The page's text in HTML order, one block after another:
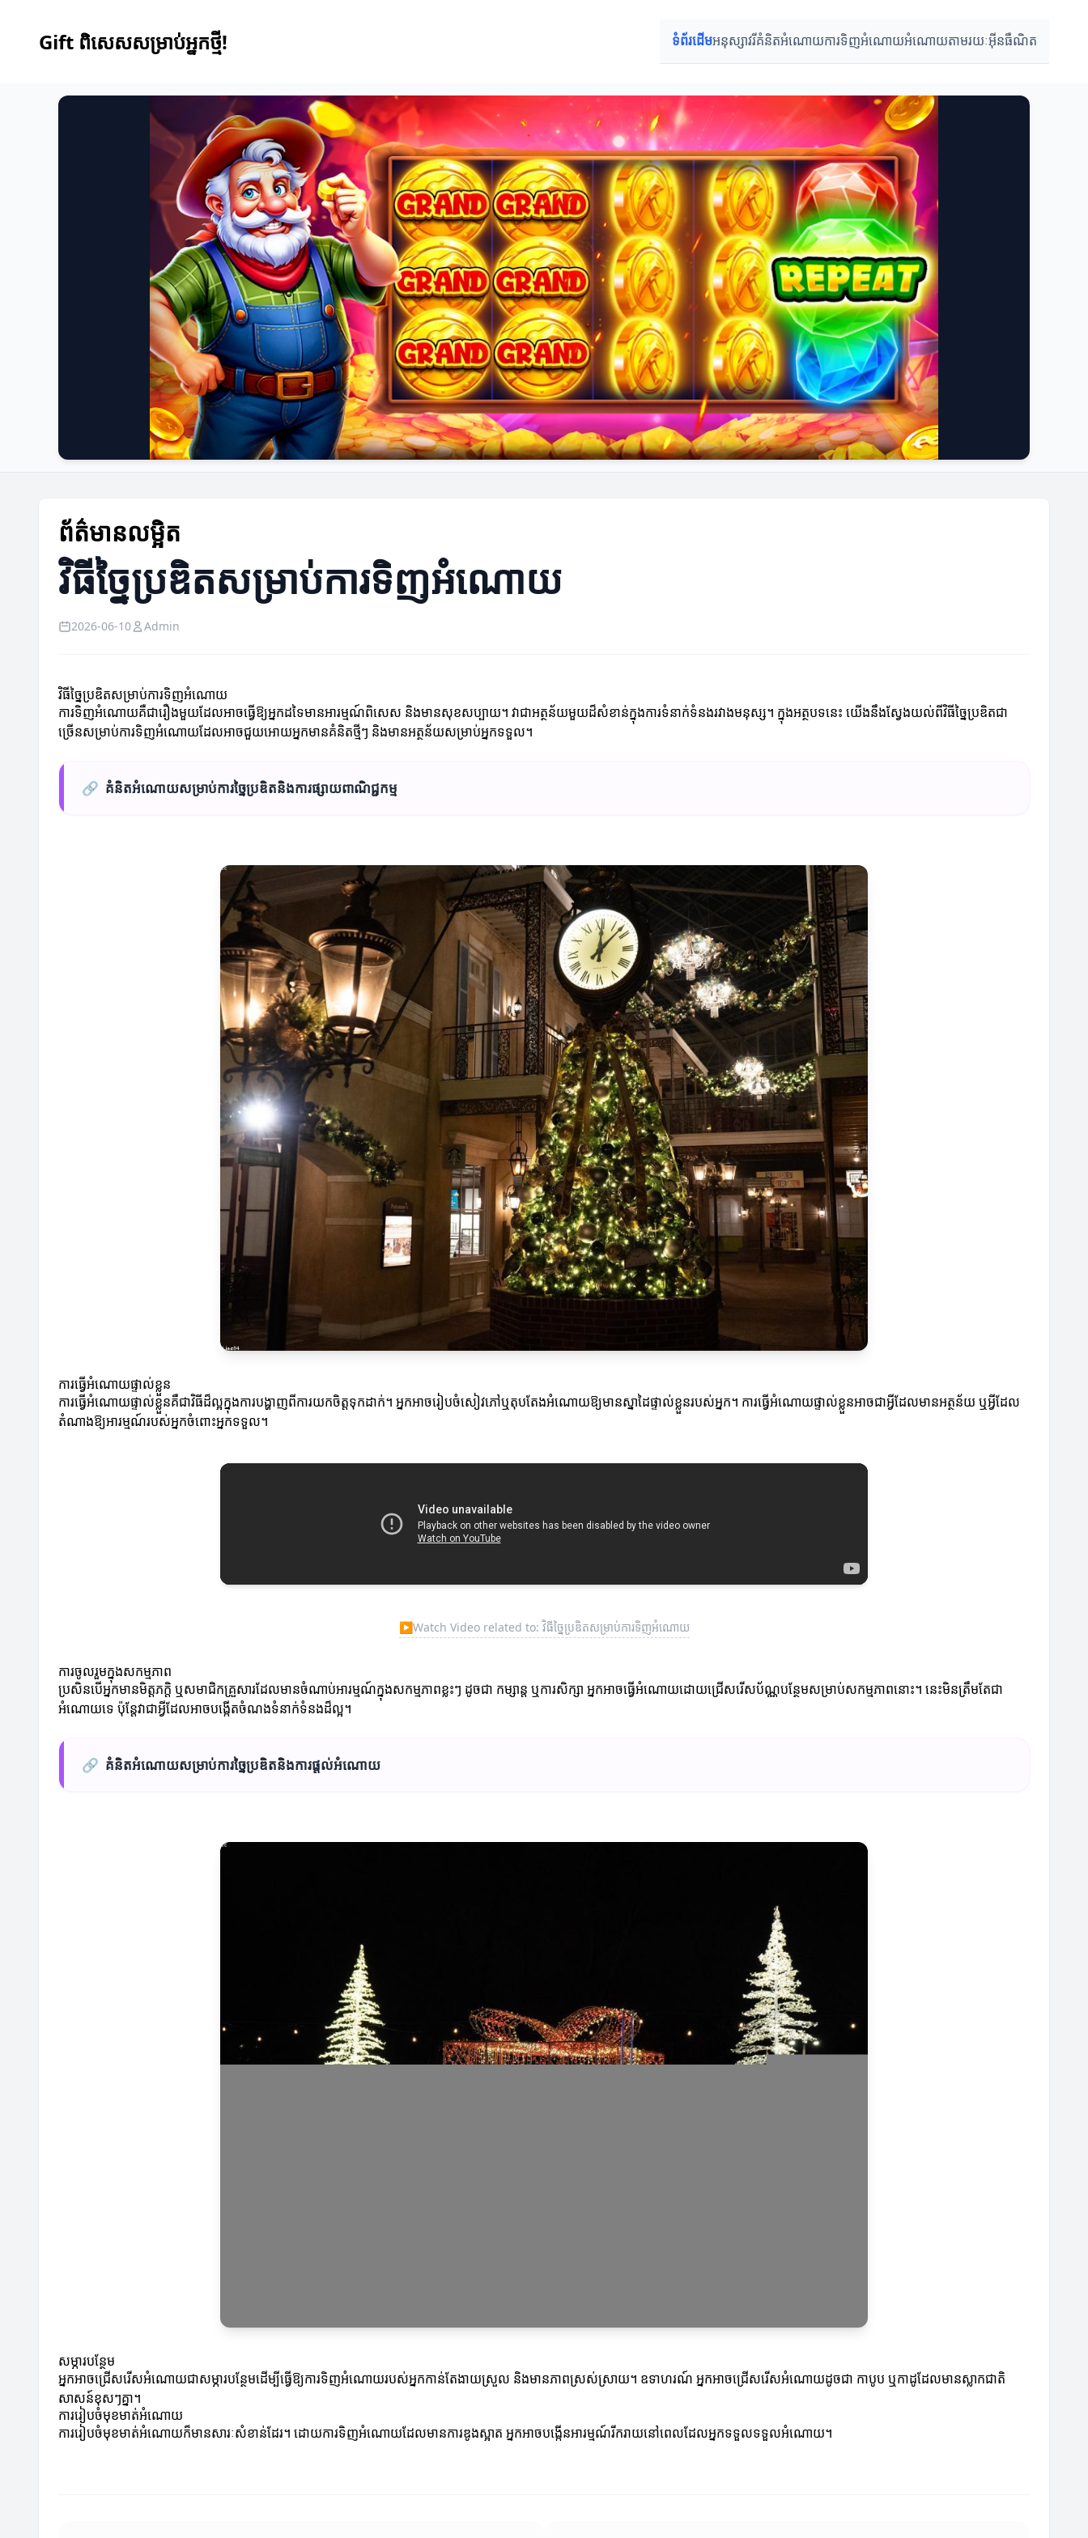
Gift ពិសេសសម្រាប់អ្នកថ្មី! ទំព័រដើមអនុស្សាវរីគំនិតអំណោយការទិញអំណោយអំណោយតាមរយៈអ៊ីនធឺណិត
ព័ត៌មានលម្អិត
វិធីច្នៃប្រឌិតសម្រាប់ការទិញអំណោយ
2026-06-10 Admin
វិធីច្នៃប្រឌិតសម្រាប់ការទិញអំណោយ
ការទិញអំណោយគឺជារឿងមួយដែលអាចធ្វើឱ្យអ្នកដទៃមានអារម្មណ៍ពិសេស និងមានសុខសប្បាយ។ វាជាអត្ថន័យមួយដ៏សំខាន់ក្នុងការទំនាក់ទំនងរវាងមនុស្ស។ ក្នុងអត្ថបទនេះ យើងនឹងស្វែងយល់ពីវិធីច្នៃប្រឌិតជា
ច្រើនសម្រាប់ការទិញអំណោយដែលអាចជួយអោយអ្នកមានគំនិតថ្មីៗ និងមានអត្ថន័យសម្រាប់អ្នកទទួល។
🔗 គំនិតអំណោយសម្រាប់ការច្នៃប្រឌិតនិងការផ្សាយពាណិជ្ជកម្ម
ការធ្វើអំណោយផ្ទាល់ខ្លួន
ការធ្វើអំណោយផ្ទាល់ខ្លួនគឺជាវិធីដ៏ល្អក្នុងការបង្ហាញពីការយកចិត្តទុកដាក់។ អ្នកអាចរៀបចំសៀវភៅឬតុបតែងអំណោយឱ្យមានស្នាដៃផ្ទាល់ខ្លួនរបស់អ្នក។ ការធ្វើអំណោយផ្ទាល់ខ្លួនអាចជាអ្វីដែលមានអត្ថន័យ ឬអ្វីដែល
តំណាងឱ្យអារម្មណ៍របស់អ្នកចំពោះអ្នកទទួល។
▶Watch Video related to: វិធីច្នៃប្រឌិតសម្រាប់ការទិញអំណោយ
ការចូលរួមក្នុងសកម្មភាព
ប្រសិនបើអ្នកមានមិត្តភក្តិ ឬសមាជិកគ្រួសារដែលមានចំណាប់អារម្មណ៍ក្នុងសកម្មភាពខ្លះៗ ដូចជា កម្សាន្ត ឬការសិក្សា អ្នកអាចធ្វើអំណោយដោយជ្រើសរើសប័ណ្ណបន្ថែមសម្រាប់សកម្មភាពនោះ។ នេះមិនត្រឹមតែជា
អំណោយទេ ប៉ុន្តែវាជាអ្វីដែលអាចបង្កើតចំណងទំនាក់ទំនងដ៏ល្អ។
🔗 គំនិតអំណោយសម្រាប់ការច្នៃប្រឌិតនិងការផ្តល់អំណោយ
សម្ភារបន្ថែម
អ្នកអាចជ្រើសរើសអំណោយជាសម្ភារបន្ថែមដើម្បីធ្វើឱ្យការទិញអំណោយរបស់អ្នកកាន់តែងាយស្រួល និងមានភាពស្រស់ស្រាយ។ ឧទាហរណ៍ អ្នកអាចជ្រើសរើសអំណោយដូចជា កាបូប ឬកាដូដែលមានស្លាកជាតិ
សាសន៍ខុសៗគ្នា។
ការរៀបចំមុខមាត់អំណោយ
ការរៀបចំមុខមាត់អំណោយក៏មានសារៈសំខាន់ដែរ។ ដោយការទិញអំណោយដែលមានការឌូងស្អាត អ្នកអាចបង្កើនអារម្មណ៍រីករាយនៅពេលដែលអ្នកទទួលទទួលអំណោយ។